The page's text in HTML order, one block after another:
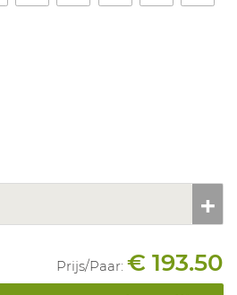
Prijs/Paar: € 193.50